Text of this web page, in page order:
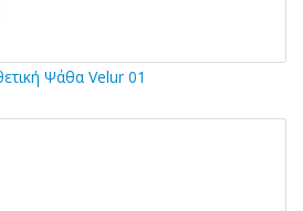
Ψάθα Velur 01